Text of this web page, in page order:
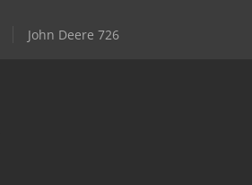
John Deere 726